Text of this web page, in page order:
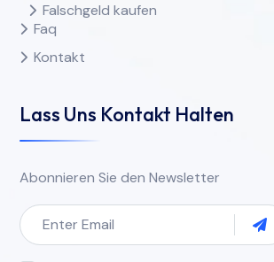
Falschgeld kaufen
Faq
Kontakt
Lass Uns Kontakt Halten
Abonnieren Sie den Newsletter